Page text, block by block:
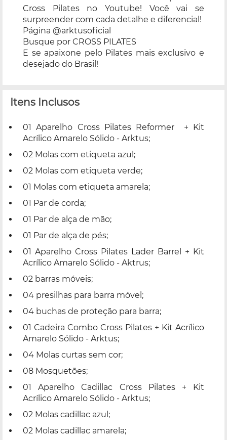
Cross Pilates no Youtube! Você vai se
surpreender com cada detalhe e diferencial!
Página @arktusoficial
Busque por CROSS PILATES
E se apaixone pelo Pilates mais exclusivo e
desejado do Brasil!
Itens Inclusos
01 Aparelho Cross Pilates Reformer + Kit
Acrílico Amarelo Sólido - Arktus;
02 Molas com etiqueta azul;
02 Molas com etiqueta verde;
01 Molas com etiqueta amarela;
01 Par de corda;
01 Par de alça de mão;
01 Par de alça de pés;
01 Aparelho Cross Pilates Lader Barrel + Kit
Acrílico Amarelo Sólido - Aktrus;
02 barras móveis;
04 presilhas para barra móvel;
04 buchas de proteção para barra;
01 Cadeira Combo Cross Pilates + Kit Acrílico
Amarelo Sólido - Arktus;
04 Molas curtas sem cor;
08 Mosquetões;
01 Aparelho Cadillac Cross Pilates + Kit
Acrílico Amarelo Sólido - Arktus;
02 Molas cadillac azul;
02 Molas cadillac amarela;